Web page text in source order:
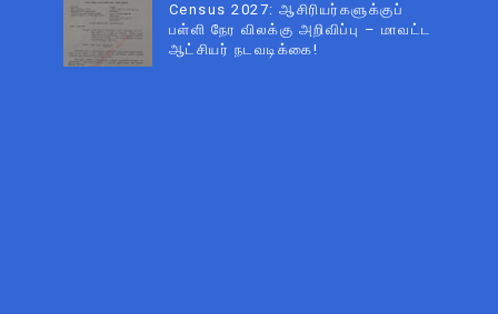
Census 2027: ஆசிரியர்களுக்குப்
பள்ளி நேர விலக்கு அறிவிப்பு – மாவட்ட
ஆட்சியர் நடவடிக்கை!